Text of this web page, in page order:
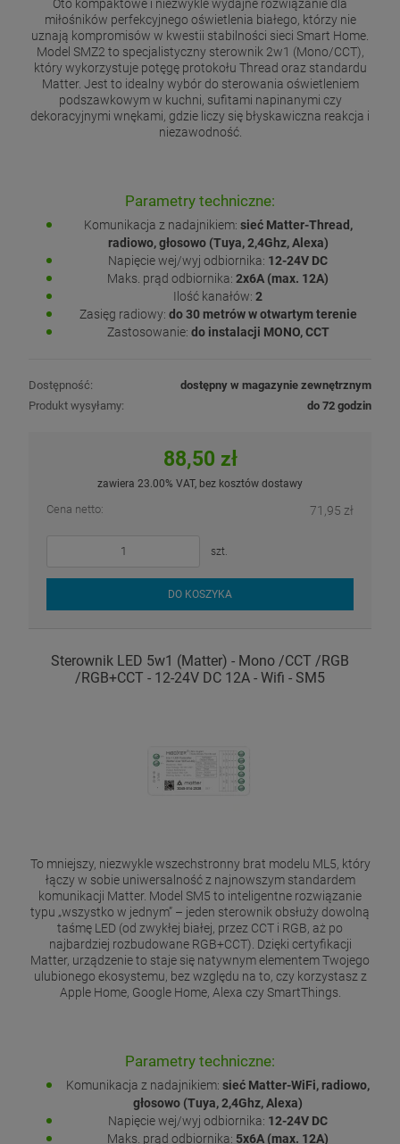
Oto kompaktowe i niezwykle wydajne rozwiązanie dla
miłośników perfekcyjnego oświetlenia białego, którzy nie
uznają kompromisów w kwestii stabilności sieci Smart Home.
Model SMZ2 to specjalistyczny sterownik 2w1 (Mono/CCT),
który wykorzystuje potęgę protokołu Thread oraz standardu
Matter. Jest to idealny wybór do sterowania oświetleniem
podszawkowym w kuchni, sufitami napinanymi czy
dekoracyjnymi wnękami, gdzie liczy się błyskawiczna reakcja i
niezawodność.
Parametry techniczne:
Komunikacja z nadajnikiem: sieć Matter-Thread,
radiowo, głosowo (Tuya, 2,4Ghz, Alexa)
Napięcie wej/wyj odbiornika: 12-24V DC
Maks. prąd odbiornika: 2x6A (max. 12A)
Ilość kanałów: 2
Zasięg radiowy: do 30 metrów w otwartym terenie
Zastosowanie: do instalacji MONO, CCT
Dostępność:
dostępny w magazynie zewnętrznym
Produkt wysyłamy:
do 72 godzin
88,50 zł
zawiera 23.00% VAT, bez kosztów dostawy
Cena netto: 71,95 zł
szt.
DO KOSZYKA
Sterownik LED 5w1 (Matter) - Mono /CCT /RGB
/RGB+CCT - 12-24V DC 12A - Wifi - SM5
To mniejszy, niezwykle wszechstronny brat modelu ML5, który
łączy w sobie uniwersalność z najnowszym standardem
komunikacji Matter. Model SM5 to inteligentne rozwiązanie
typu „wszystko w jednym” – jeden sterownik obsłuży dowolną
taśmę LED (od zwykłej białej, przez CCT i RGB, aż po
najbardziej rozbudowane RGB+CCT). Dzięki certyfikacji
Matter, urządzenie to staje się natywnym elementem Twojego
ulubionego ekosystemu, bez względu na to, czy korzystasz z
Apple Home, Google Home, Alexa czy SmartThings.
Parametry techniczne:
Komunikacja z nadajnikiem: sieć Matter-WiFi, radiowo,
głosowo (Tuya, 2,4Ghz, Alexa)
Napięcie wej/wyj odbiornika: 12-24V DC
Maks. prąd odbiornika: 5x6A (max. 12A)